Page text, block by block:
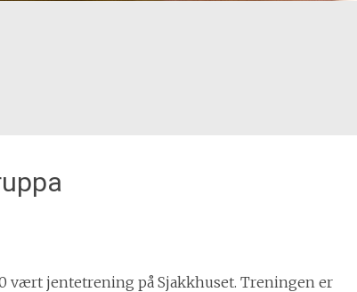
vært jentetrening på Sjakkhuset. Treningen er